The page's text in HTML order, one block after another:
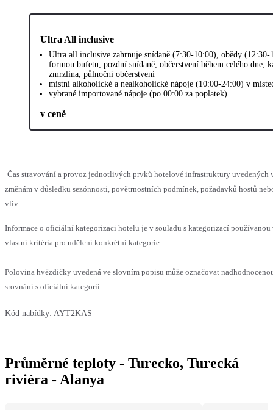
Ultra All inclusive
Ultra all inclusive zahrnuje snídaně (7:30-10:00), obědy (12:30-
formou bufetu, pozdní snídaně, občerstvení během celého dne,
zmrzlina, půlnoční občerstvení
místní alkoholické a nealkoholické nápoje (10:00-24:00) v
vybrané importované nápoje (po 00:00 za poplatek)
v ceně
Čas stravování a provoz jednotlivých prvků hotelové infrastruktury uvedených
změnám v důsledku sezónnosti, povětrnostních podmínek, požadavků hostů
vliv.
Informace o oficiální kategorizaci hotelu je v souladu s kategorizací používanou
vlastní kritéria pro udělení konkrétní kategorie.
Polovina hvězdičky uvedená ve slovním popisu může označovat
srovnání s oficiální kategorií.
Kód nabídky: AYT2KAS
Průměrné teploty - Turecko, Turecká
riviéra - Alanya